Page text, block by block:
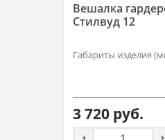
Вешалка
Стилвуд 12
Габариты изделия
3 720 руб.